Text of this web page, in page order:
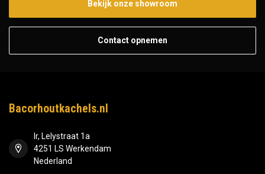
Bekijk onze showroom
Contact opnemen
Bacorhoutkachels.nl
Ir, Lelystraat 1a
4251 LS Werkendam
Nederland